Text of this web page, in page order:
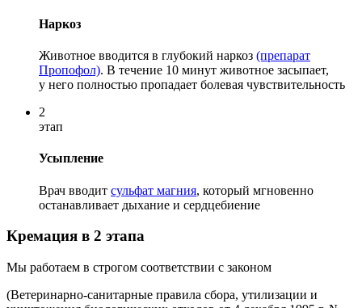
Наркоз
Животное вводится в глубокий наркоз (препарат
Пропофол). В течение 10 минут животное засыпает,
у него полностью пропадает болевая чувствительность
2
этап
Усыпление
Врач вводит сульфат магния, который мгновенно
останавливает дыхание и сердцебиение
Кремация в 2 этапа
Мы работаем в строгом соответствии с законом
(Ветеринарно-санитарные правила сбора, утилизации и